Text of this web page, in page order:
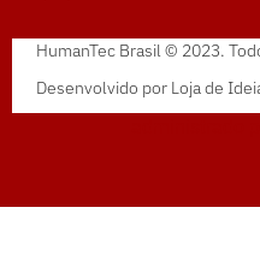
HumanTec Brasil © 2023.
Desenvolvido por Loja de